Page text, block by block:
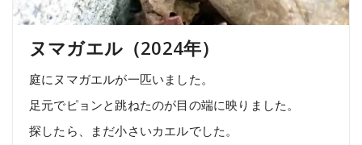
ヌマガエル（2024年）
庭にヌマガエルが一匹いました。
足元でピョンと跳ねたのが目の端に映りました。
探したら、まだ小さいカエルでした。